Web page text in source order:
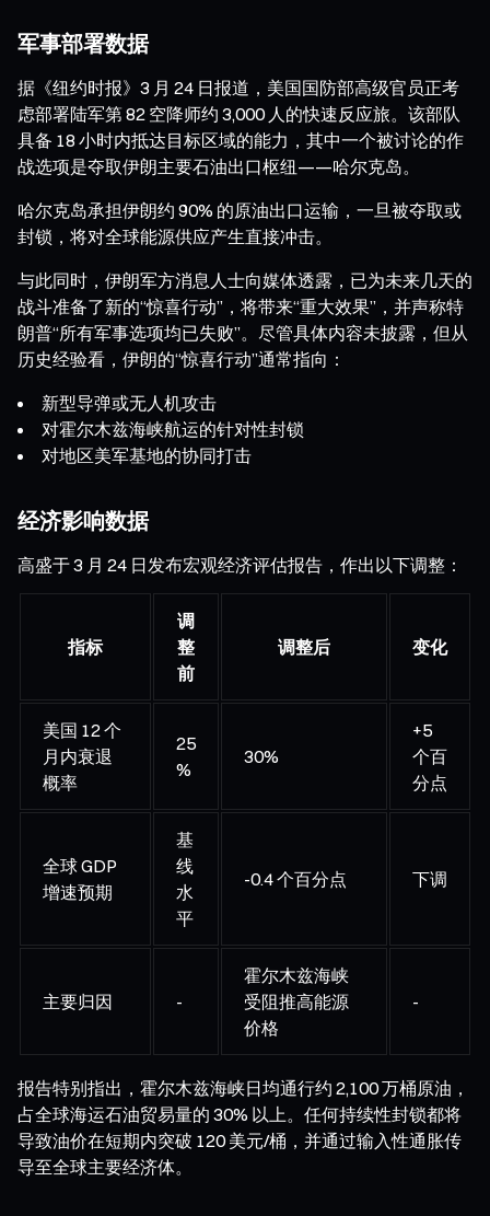
军事部署数据
据《纽约时报》3 月 24 日报道，美国国防部高级官员正考
虑部署陆军第 82 空降师约 3,000 人的快速反应旅。该部队
具备 18 小时内抵达目标区域的能力，其中一个被讨论的作
战选项是夺取伊朗主要石油出口枢纽——哈尔克岛。
哈尔克岛承担伊朗约 90% 的原油出口运输，一旦被夺取或
封锁，将对全球能源供应产生直接冲击。
与此同时，伊朗军方消息人士向媒体透露，已为未来几天的
战斗准备了新的“惊喜行动”，将带来“重大效果”，并声称特
朗普“所有军事选项均已失败”。尽管具体内容未披露，但从
历史经验看，伊朗的“惊喜行动”通常指向：
新型导弹或无人机攻击
对霍尔木兹海峡航运的针对性封锁
对地区美军基地的协同打击
经济影响数据
高盛于 3 月 24 日发布宏观经济评估报告，作出以下调整：
指标
调
整
前
调整后 变化
美国 12 个
月内衰退
概率
25
%
30%
+5
个百
分点
全球 GDP
增速预期
基
线
水
平
-0.4 个百分点 下调
主要归因 -
霍尔木兹海峡
受阻推高能源
价格
-
报告特别指出，霍尔木兹海峡日均通行约 2,100 万桶原油，
占全球海运石油贸易量的 30% 以上。任何持续性封锁都将
导致油价在短期内突破 120 美元/桶，并通过输入性通胀传
导至全球主要经济体。